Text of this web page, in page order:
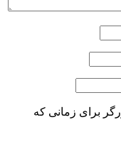
برای زمانی که